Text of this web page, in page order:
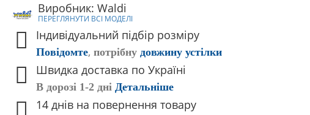
Виробник: Waldi
ПЕРЕГЛЯНУТИ ВСІ МОДЕЛІ
Індивідуальний підбір розміру
Повідомте, потрібну довжину устілки
Швидка доставка по Україні
В дорозі 1-2 дні Детальніше
14 днів на повернення товару